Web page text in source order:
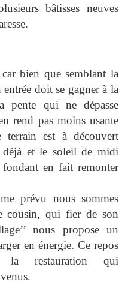
bâtisses neuves
bien que semblant la
doit se gagner à la
pente qui ne dépasse
rend pas moins usante
est à découvert
déjà et le soleil de midi
en fait remonter
prévu nous sommes
cousin, qui fier de son
nous propose un
en énergie. Ce repos
la restauration qui